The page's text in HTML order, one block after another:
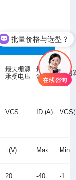
最大栅源
承受电压
最大漏
源电流
开启
VGS ID (A)
±(V) Max. Min.
20 -40 -1
批量价格与选型？